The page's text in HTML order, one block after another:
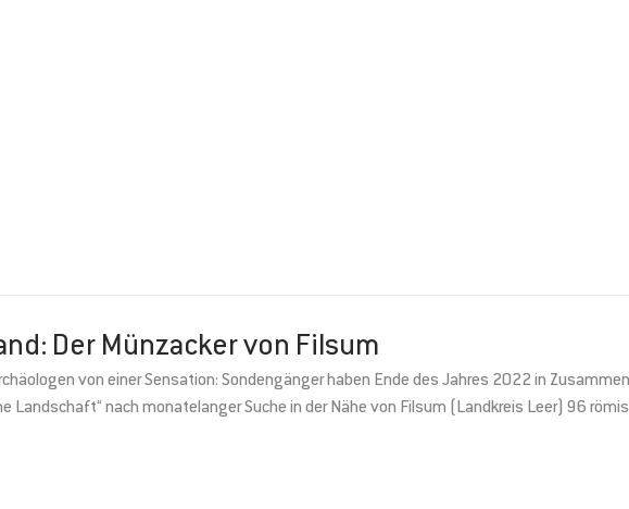
Der Münzacker von Filsum
von einer Sensation: Sondengänger haben Ende des Jahres 2022 in
nach monatelanger Suche in der Nähe von Filsum (Landkreis Leer) 96